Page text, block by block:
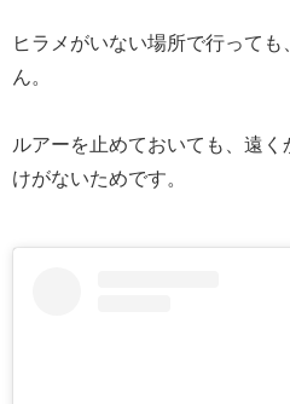
ヒラメがいない場所で行って
ん。
ルアーを止めておいても、遠
けがないためです。